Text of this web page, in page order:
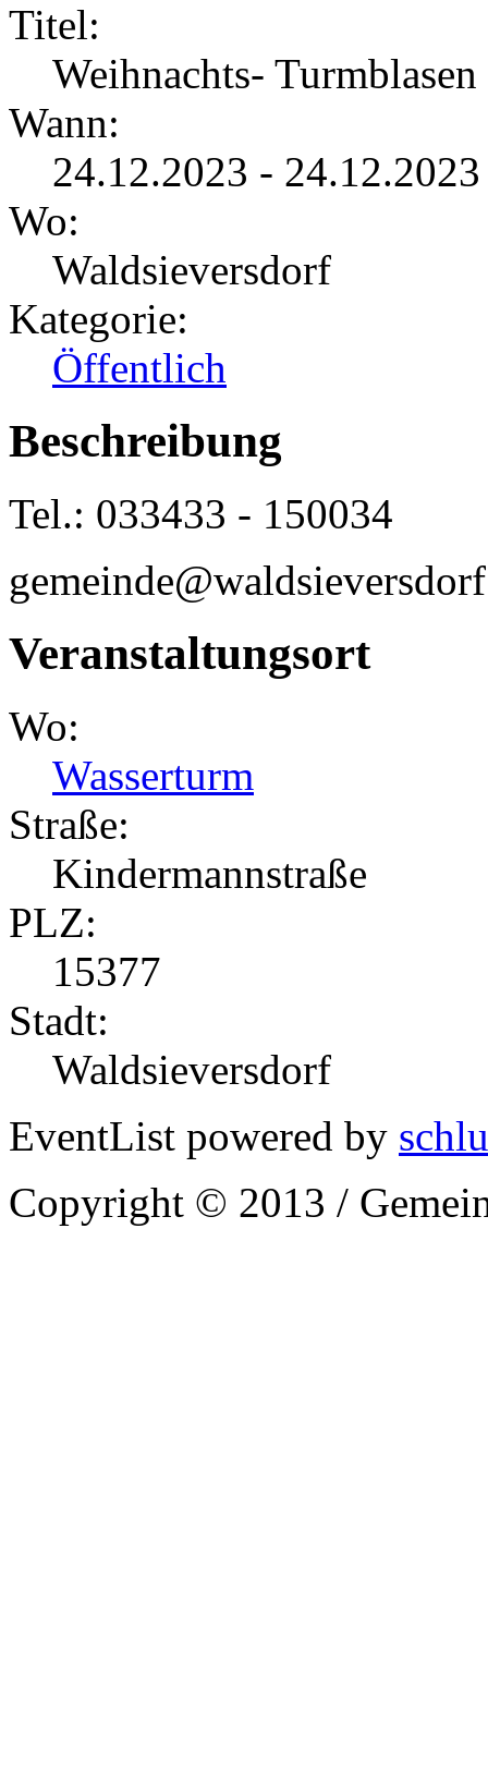
Titel:
Weihnachts- Turmblasen
Wann:
24.12.2023 -
Wo:
Waldsieversdorf
Kategorie:
Öffentlich
Beschreibung
Tel.: 033433 - 150034
Veranstaltungsort
Wo:
Wasserturm
Straße:
Kindermannstraße
PLZ:
15377
Stadt:
Waldsieversdorf
EventList powered by
Copyright © 2013 /